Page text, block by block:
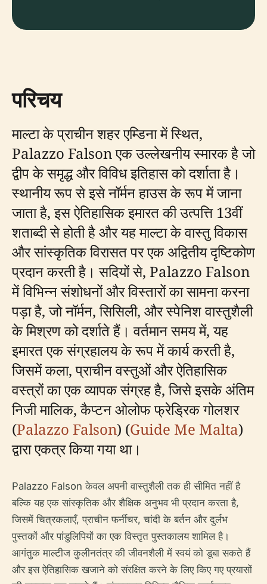
परिचय
माल्टा के प्राचीन शहर एम्डिना में स्थित,
Palazzo Falson एक उल्लेखनीय स्मारक है जो
द्वीप के समृद्ध और विविध इतिहास को दर्शाता है।
स्थानीय रूप से इसे नॉर्मन हाउस के रूप में जाना
जाता है, इस ऐतिहासिक इमारत की उत्पत्ति 13वीं
शताब्दी से होती है और यह माल्टा के वास्तु विकास
और सांस्कृतिक विरासत पर एक अद्वितीय दृष्टिकोण
प्रदान करती है। सदियों से, Palazzo Falson
में विभिन्न संशोधनों और विस्तारों का सामना करना
पड़ा है, जो नॉर्मन, सिसिली, और स्पेनिश वास्तुशैली
के मिश्रण को दर्शाते हैं। वर्तमान समय में, यह
इमारत एक संग्रहालय के रूप में कार्य करती है,
जिसमें कला, प्राचीन वस्तुओं और ऐतिहासिक
वस्त्रों का एक व्यापक संग्रह है, जिसे इसके अंतिम
निजी मालिक, कैप्टन ओलोफ फ्रेड्रिक गोलशर
(Palazzo Falson) (Guide Me Malta)
द्वारा एकत्र किया गया था।
Palazzo Falson केवल अपनी वास्तुशैली तक ही सीमित नहीं है
बल्कि यह एक सांस्कृतिक और शैक्षिक अनुभव भी प्रदान करता है,
जिसमें चित्रकलाएँ, प्राचीन फर्नीचर, चांदी के बर्तन और दुर्लभ
पुस्तकों और पांडुलिपियों का एक विस्तृत पुस्तकालय शामिल है।
आगंतुक माल्टीज कुलीनतंत्र की जीवनशैली में स्वयं को डूबा सकते हैं
और इस ऐतिहासिक खजाने को संरक्षित करने के लिए किए गए प्रयासों